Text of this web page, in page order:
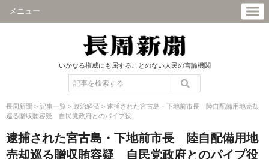
メニュー
いかなる権威にも屈することのない人民の言論機関
長周新聞 > 記事一覧 > 政治経済 > 逮捕された宮古島・下地前市長 陸自配備用地売却
巡る贈収賄容疑 自民党政府とのパイプ役
逮捕された宮古島・下地前市長 陸自配備用地
売却巡る贈収賄容疑 自民党政府とのパイプ役